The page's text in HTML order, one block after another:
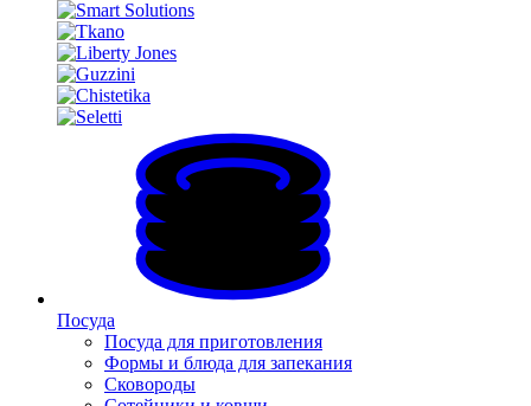
Посуда
Посуда для приготовления
Формы и блюда для запекания
Сковороды